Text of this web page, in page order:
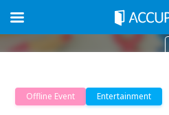
Offline Event Entertainment